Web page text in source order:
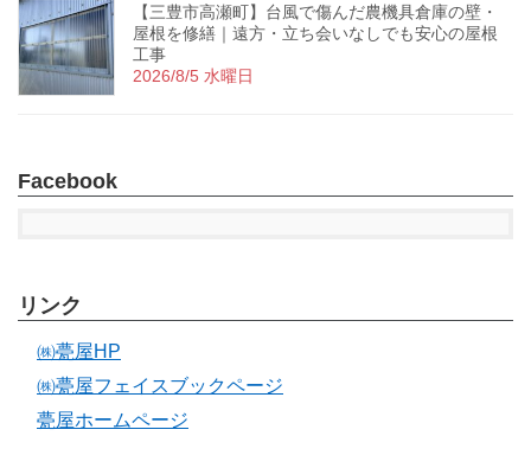
【三豊市高瀬町】台風で傷んだ農機具倉庫の壁・
屋根を修繕｜遠方・立ち会いなしでも安心の屋根
工事
2026/8/5 水曜日
Facebook
リンク
㈱甍屋HP
㈱甍屋フェイスブックページ
甍屋ホームページ